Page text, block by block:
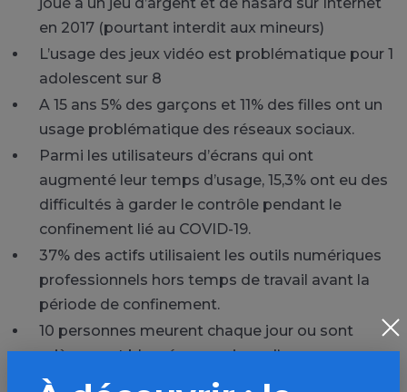
en 2017 (pourtant interdit aux mineurs)
L’usage des jeux vidéo est problématique pour 1
adolescent sur 8
A 15 ans 5% des garçons et 11% des filles ont un
usage problématique des réseaux sociaux.
Parmi les utilisateurs d’écrans qui ont
augmenté leur temps d’usage, 15,3% ont eu des
difficultés à garder le contrôle pendant le
confinement lié au COVID-19.
37% des actifs utilisaient les outils numériques
professionnels hors temps de travail avant la
période de confinement.
10 personnes meurent chaque jour ou sont
grièvement blessées en raison d’une
conversation téléphonique au volant